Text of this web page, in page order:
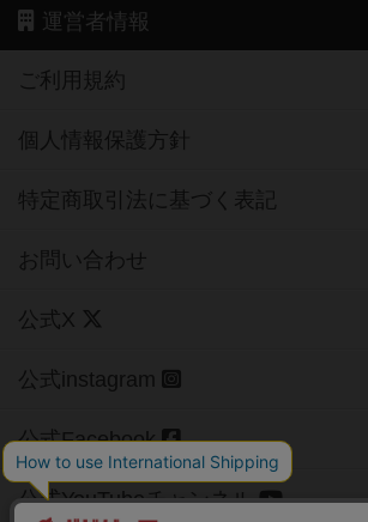
運営者情報
ご利用規約
個人情報保護方針
特定商取引法に基づく表記
お問い合わせ
公式X
公式instagram
公式Facebook
公式YouTubeチャンネル